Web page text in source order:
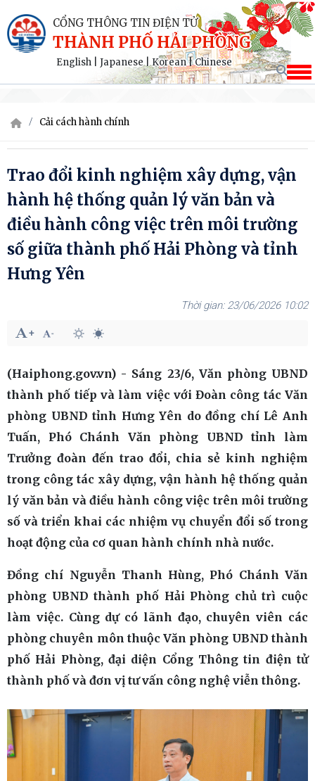
CỔNG THÔNG TIN ĐIỆN TỬ
THÀNH PHỐ HẢI PHÒNG
English Japanese|Korean|Chinese
Cải cách hành chính
Trao đổi kinh nghiệm xây dựng, vận
hành hệ thống quản lý văn bản và
điều hành công việc trên môi trường
số giữa thành phố Hải Phòng và tỉnh
Hưng Yên
23/06/2026 10:02
(Haiphong.gov.vn) - Sáng 23/6, Văn phòng UBND
thành phố tiếp và làm việc với Đoàn công tác Văn
phòng UBND tỉnh Hưng Yên do đồng chí Lê Anh
Tuấn, Phó Chánh Văn phòng UBND tỉnh làm
Trưởng đoàn đến trao đổi, chia sẻ kinh nghiệm
trong công tác xây dựng, vận hành hệ thống quản
lý văn bản và điều hành công việc trên môi trường
số và triển khai các nhiệm vụ chuyển đổi số trong
hoạt động của cơ quan hành chính nhà nước.
Đồng chí Nguyễn Thanh Hùng, Phó Chánh Văn
phòng UBND thành phố Hải Phòng chủ trì cuộc
làm việc. Cùng dự có lãnh đạo, chuyên viên các
phòng chuyên môn thuộc Văn phòng UBND thành
phố Hải Phòng, đại diện Cổng Thông tin điện tử
thành phố và đơn vị tư vấn công nghệ viễn thông.